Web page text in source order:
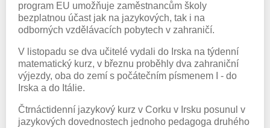
program EU umožňuje zaměstnancům školy
bezplatnou účast jak na jazykových, tak i na
odborných vzdělávacích pobytech v zahraničí.
V listopadu se dva učitelé vydali do Irska na týdenní
matematický kurz, v březnu proběhly dva zahraniční
výjezdy, oba do zemí s počátečním písmenem I - do
Irska a do Itálie.
Čtrnáctidenní jazykový kurz v Corku v Irsku posunul v
jazykových dovednostech jednoho pedagoga druhého